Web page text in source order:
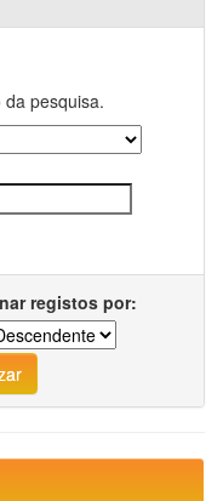
pesquisa.
registos por: